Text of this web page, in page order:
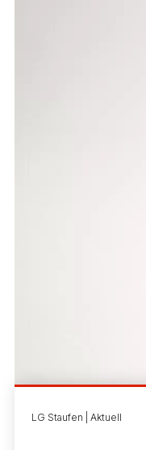
LG Staufen | Aktuell